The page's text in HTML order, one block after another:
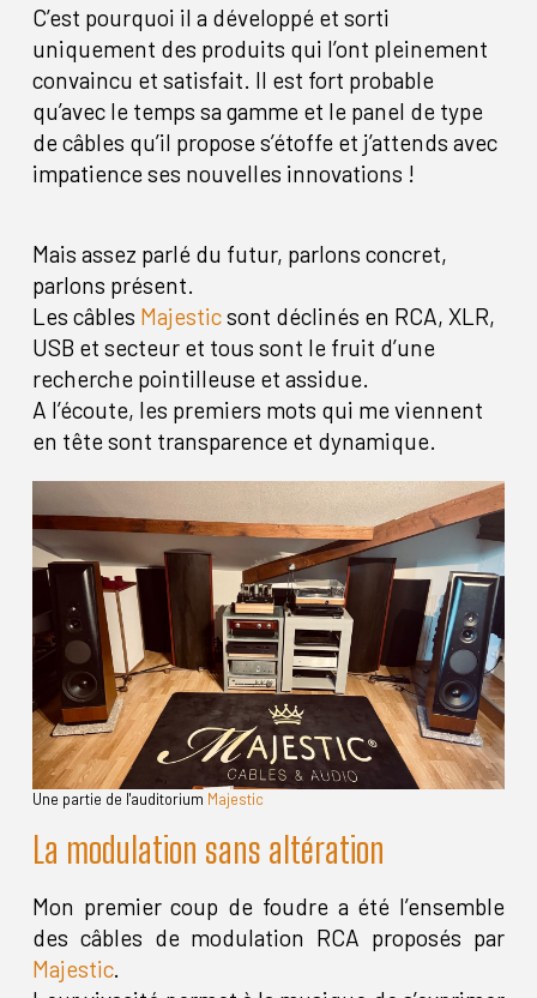
C’est pourquoi il a développé et sorti
uniquement des produits qui l’ont pleinement
convaincu et satisfait. Il est fort probable
qu’avec le temps sa gamme et le panel de type
de câbles qu’il propose s’étoffe et j’attends avec
impatience ses nouvelles innovations !
Mais assez parlé du futur, parlons concret,
parlons présent.
Les câbles Majesticsont déclinés en RCA, XLR,
USB et secteur et tous sont le fruit d’une
recherche pointilleuse et assidue.
A l’écoute, les premiers mots qui me viennent
en tête sont transparence et dynamique.
Une partie de l'auditorium Majestic
La modulation sans altération
Mon premier coup de foudre a été l’ensemble
des câbles de modulation RCA proposés par
Majestic.